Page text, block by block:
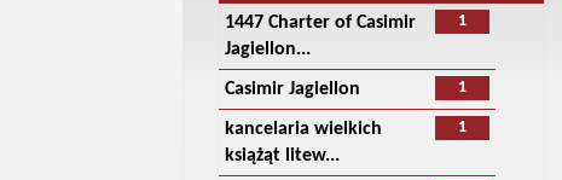
1
1447 Charter of Casimir
Jagiellon...
1
Casimir Jagiellon
1
kancelaria wielkich
książąt litew...